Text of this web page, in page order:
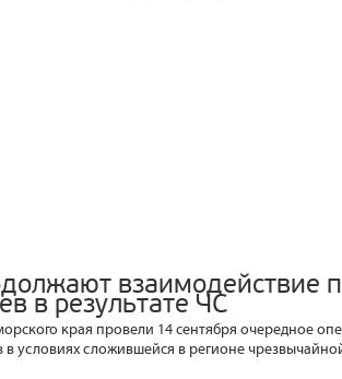
взаимодействие
в результате ЧС
края провели 14 сентября очередное
условиях сложившейся в регионе